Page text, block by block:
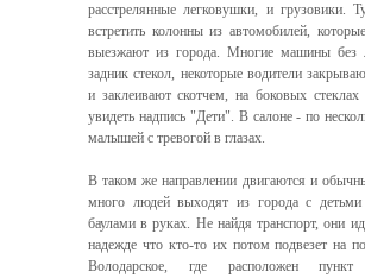
расстрелянные легковушки, и грузовики.
встретить колонны из автомобилей,
выезжают из города. Многие машины без
задник стекол, некоторые водители
и заклеивают скотчем, на боковых
увидеть надпись "Дети". В салоне - по
малышей с тревогой в глазах.
В таком же направлении двигаются и
много людей выходят из города с
баулами в руках. Не найдя транспорт, они
надежде что кто-то их потом подвезет на
Володарское, где расположен пункт